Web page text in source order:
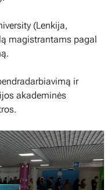
(Lenkija,
magistrantams pagal
ir
akademinės